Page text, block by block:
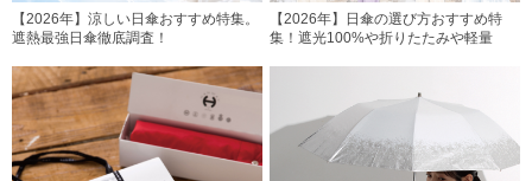
【2026年】涼しい日傘おすすめ特集。
遮熱最強日傘徹底調査！
【2026年】日傘の選び方おすすめ特
集！遮光100%や折りたたみや軽量